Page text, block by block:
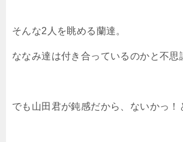
そんな2人を眺める蘭達。
ななみ達は付き合っているのかと不思
でも山田君が鈍感だから、ないかっ！